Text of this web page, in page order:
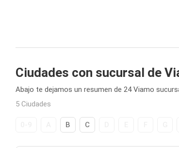
Ciudades con sucursal de
Abajo te dejamos un resumen de 24 Viamo
5 Ciudades
B C